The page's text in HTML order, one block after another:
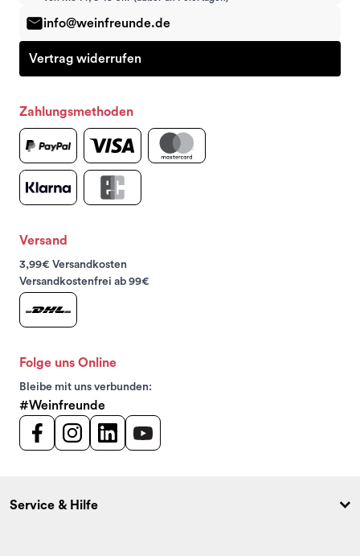
info@weinfreunde.de
Vertrag widerrufen
Zahlungsmethoden
Versand
3,99€ Versandkosten
Versandkostenfrei ab 99€
Folge uns Online
Bleibe mit uns verbunden:
#Weinfreunde
Service & Hilfe